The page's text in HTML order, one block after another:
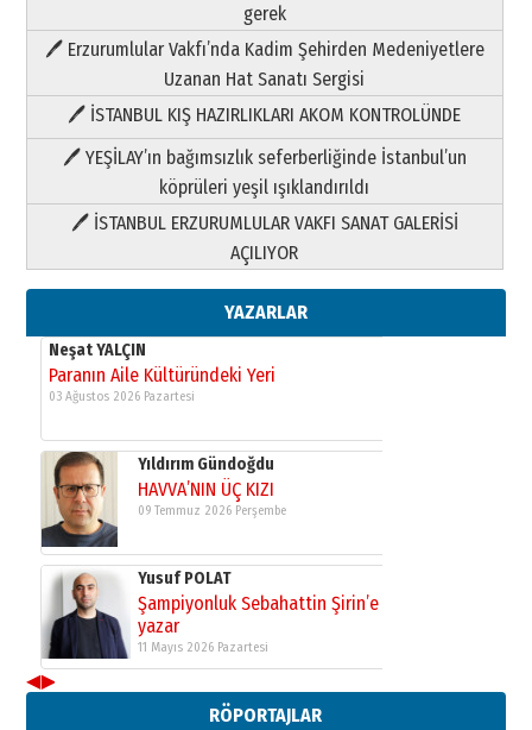
gerek
🖊 Erzurumlular Vakfı’nda Kadim Şehirden Medeniyetlere
Uzanan Hat Sanatı Sergisi
🖊 İSTANBUL KIŞ HAZIRLIKLARI AKOM KONTROLÜNDE
🖊 YEŞİLAY’ın bağımsızlık seferberliğinde İstanbul’un
köprüleri yeşil ışıklandırıldı
🖊 İSTANBUL ERZURUMLULAR VAKFI SANAT GALERİSİ
AÇILIYOR
YAZARLAR
Paranın Aile Kültüründeki Yeri
03 Ağustos 2026 Pazartesi
Yıldırım Gündoğdu
HAVVA’NIN ÜÇ KIZI
09 Temmuz 2026 Perşembe
Yusuf POLAT
Şampiyonluk Sebahattin Şirin’e
11 Mayıs 2026 Pazartesi
Neşat YALÇIN
Paranın Aile Kültüründeki Yeri
03 Ağustos 2026 Pazartesi
Yıldırım Gündoğdu
HAVVA’NIN ÜÇ KIZI
09 Temmuz 2026 Perşembe
Yusuf POLAT
Şampiyonluk Sebahattin Şirin’e
yazar
11 Mayıs 2026 Pazartesi
Neşat YALÇIN
Paranın Aile Kültüründeki Yeri
◀▶
RÖPORTAJLAR